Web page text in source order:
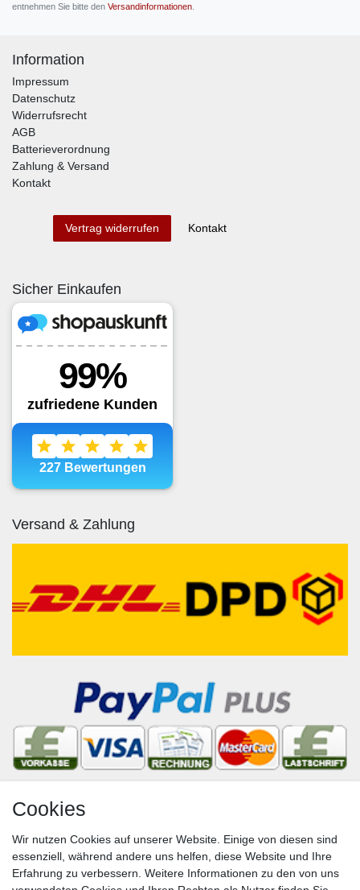
entnehmen Sie bitte den Versandinformationen
Information
Impressum
Datenschutz
Widerrufsrecht
AGB
Batterieverordnung
Zahlung & Versand
Kontakt
Vertrag widerrufen Kontakt
Sicher Einkaufen
Versand & Zahlung
Newsletter
VORNAME NACHNAME
Newsletter
Cookies
Wir nutzen Cookies auf unserer Website. Einige von diesen sind
essenziell, während andere uns helfen, diese Website und Ihre
Erfahrung zu verbessern. Weitere Informationen zu den von uns